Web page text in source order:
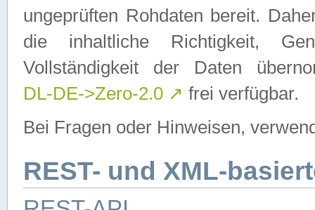
ungeprüften Rohdaten bereit.
die inhaltliche Richtigkeit,
Vollständigkeit der Daten
DL-DE->Zero-2.0 ↗ frei verfügbar.
Bei Fragen oder Hinweisen,
REST- und XML-